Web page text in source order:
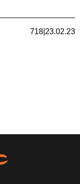
23.02.23
718